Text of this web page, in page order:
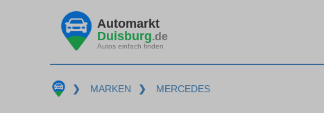
Automarkt
Duisburg.de
Autos einfach finden
❯ MARKEN ❯ MERCEDES